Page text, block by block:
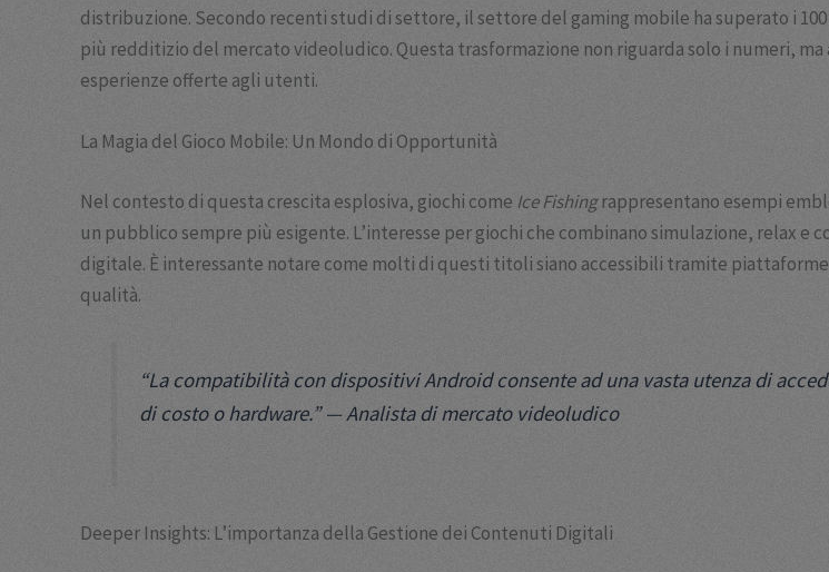
distribuzione. Secondo recenti studi di settore, il settore del gaming mobile ha superato i
più redditizio del mercato videoludico. Questa trasformazione non riguarda solo i numeri,
esperienze offerte agli utenti.
La Magia del Gioco Mobile: Un Mondo di Opportunità
Nel contesto di questa crescita esplosiva, giochi come Ice Fishingrappresentano esempi
un pubblico sempre più esigente. L’interesse per giochi che combinano simulazione, relax
digitale. È interessante notare come molti di questi titoli siano accessibili tramite
qualità.
“La compatibilità con dispositivi Android consente ad una vasta utenza di
di costo o hardware.” —Analista di mercato videoludico
Deeper Insights: L’importanza della Gestione dei Contenuti Digitali